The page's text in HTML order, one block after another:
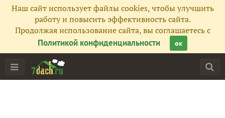
Наш сайт использует файлы cookies, чтобы улучшить
работу и повысить эффективность сайта.
Продолжая использование сайта, вы соглашаетесь с
Политикой конфиденциальности
ок